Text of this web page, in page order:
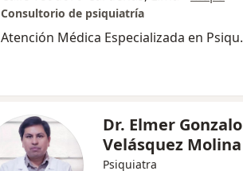
Consultorio de psiquiatría
Dr. Elmer Gonzalo
Velásquez Molina
Psiquiatra